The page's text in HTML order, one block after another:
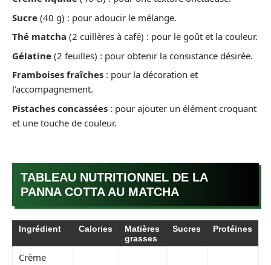
Sucre (40 g) : pour adoucir le mélange.
Thé matcha (2 cuillères à café) : pour le goût et la couleur.
Gélatine (2 feuilles) : pour obtenir la consistance désirée.
Framboises fraîches : pour la décoration et
l’accompagnement.
Pistaches concassées : pour ajouter un élément croquant
et une touche de couleur.
TABLEAU NUTRITIONNEL DE LA
PANNA COTTA AU MATCHA
Ingrédient Calories
Matières
grasses
Sucres Protéines
Crème